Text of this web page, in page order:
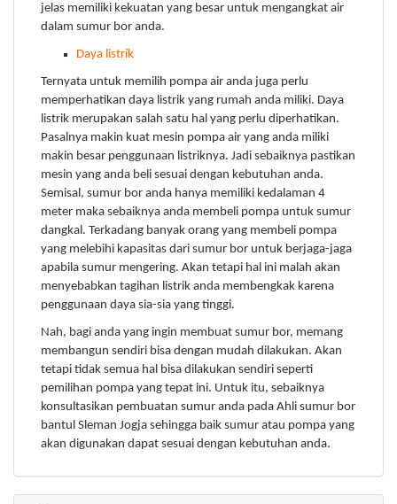
jelas memiliki kekuatan yang besar untuk mengangkat air
dalam sumur bor anda.
Daya listrik
Ternyata untuk memilih pompa air anda juga perlu
memperhatikan daya listrik yang rumah anda miliki. Daya
listrik merupakan salah satu hal yang perlu diperhatikan.
Pasalnya makin kuat mesin pompa air yang anda miliki
makin besar penggunaan listriknya. Jadi sebaiknya pastikan
mesin yang anda beli sesuai dengan kebutuhan anda.
Semisal, sumur bor anda hanya memiliki kedalaman 4
meter maka sebaiknya anda membeli pompa untuk sumur
dangkal. Terkadang banyak orang yang membeli pompa
yang melebihi kapasitas dari sumur bor untuk berjaga-jaga
apabila sumur mengering. Akan tetapi hal ini malah akan
menyebabkan tagihan listrik anda membengkak karena
penggunaan daya sia-sia yang tinggi.
Nah, bagi anda yang ingin membuat sumur bor, memang
membangun sendiri bisa dengan mudah dilakukan. Akan
tetapi tidak semua hal bisa dilakukan sendiri seperti
pemilihan pompa yang tepat ini. Untuk itu, sebaiknya
konsultasikan pembuatan sumur anda pada Ahli sumur bor
bantul Sleman Jogja sehingga baik sumur atau pompa yang
akan digunakan dapat sesuai dengan kebutuhan anda.